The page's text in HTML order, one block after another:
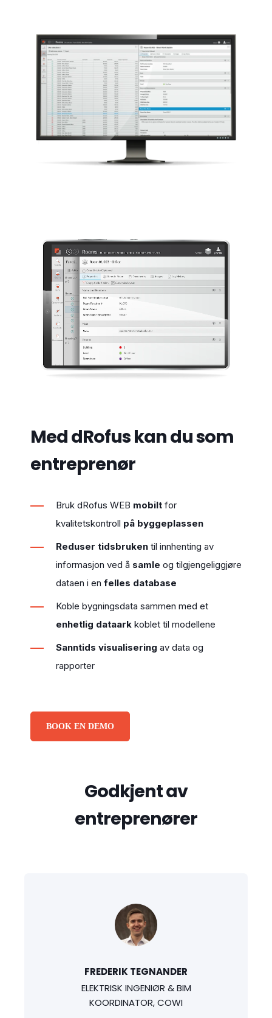
Med dRofus kan du som
entreprenør
Bruk dRofus WEB mobilt for
kvalitetskontroll på byggeplassen
Reduser tidsbruken til innhenting av
informasjon ved å samle og tilgjengeliggjøre
dataen i en felles database
Koble bygningsdata sammen med et
enhetlig dataark koblet til modellene
Sanntids visualisering av data og
rapporter
BOOK EN DEMO
Godkjent av
entreprenører
FREDERIK TEGNANDER
ELEKTRISK INGENIØR & BIM
KOORDINATOR, COWI